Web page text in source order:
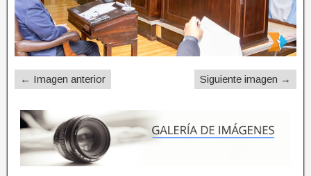
← Imagen anterior Siguiente imagen →